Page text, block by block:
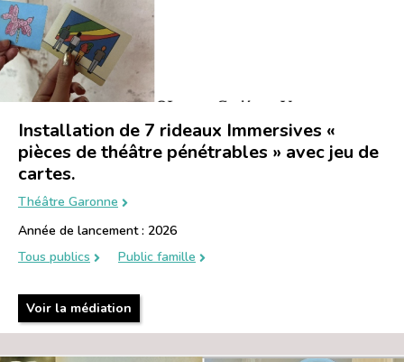
Installation de 7 rideaux Immersives «
pièces de théâtre pénétrables » avec jeu de
cartes.
Théâtre Garonne
Année de lancement : 2026
Tous publics
Public famille
Voir la médiation